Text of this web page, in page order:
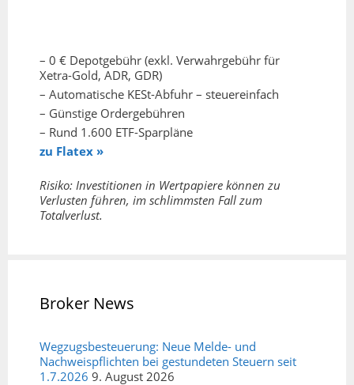
– 0 € Depotgebühr (exkl. Verwahrgebühr für
Xetra-Gold, ADR, GDR)
– Automatische KESt-Abfuhr – steuereinfach
– Günstige Ordergebühren
– Rund 1.600 ETF-Sparpläne
zu Flatex »
Risiko: Investitionen in Wertpapiere können zu
Verlusten führen, im schlimmsten Fall zum
Totalverlust.
Broker News
Wegzugsbesteuerung: Neue Melde- und
Nachweispflichten bei gestundeten Steuern seit
1.7.2026 9. August 2026